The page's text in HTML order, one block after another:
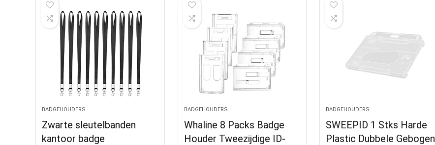
BADGEHOUDERS
Zwarte sleutelbanden
kantoor badge
BADGEHOUDERS
Whaline 8 Packs Badge
Houder Tweezijdige ID-
BADGEHOUDERS
SWEEPID 1 Stks Harde
Plastic Dubbele Gebogen